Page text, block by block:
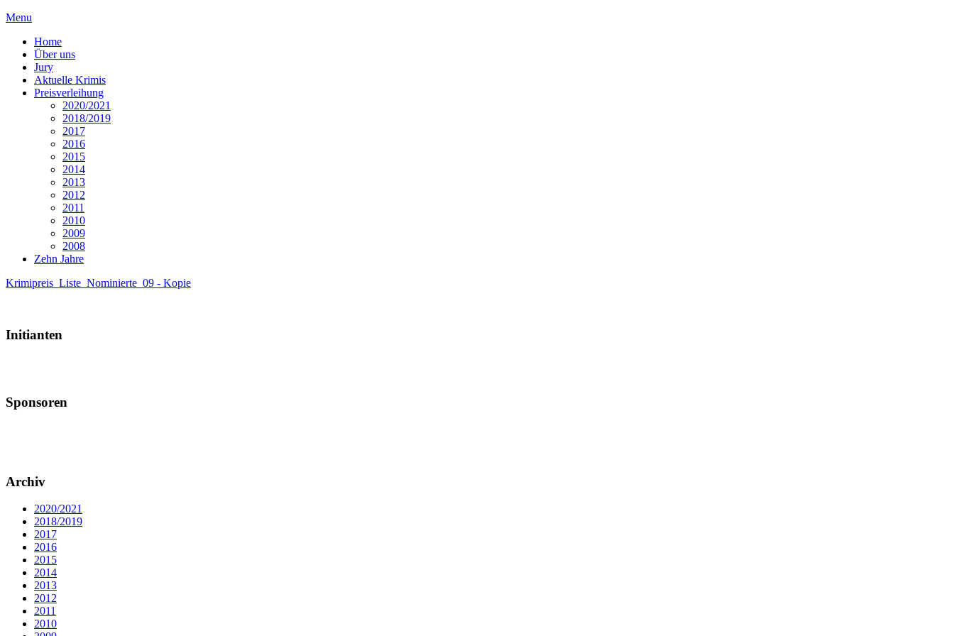
Menu
Home
Über uns
Jury
Aktuelle Krimis
Preisverleihung
2020/2021
2018/2019
2017
2016
2015
2014
2013
2012
2011
2010
2009
2008
Zehn Jahre
Krimipreis_Liste_Nominierte_09 - Kopie
Initianten
Sponsoren
Archiv
2020/2021
2018/2019
2017
2016
2015
2014
2013
2012
2011
2010